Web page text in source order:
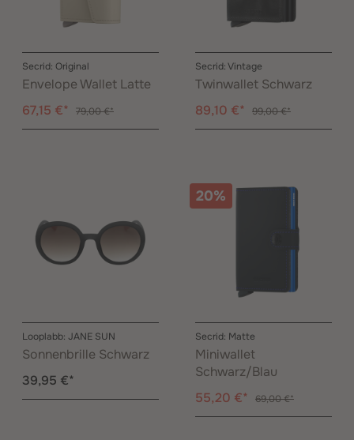
Secrid: Original
Envelope Wallet Latte
67,15 €*
79,00 €*
Secrid: Vintage
Twinwallet Schwarz
89,10 €*
99,00 €*
Looplabb: JANE SUN
Sonnenbrille Schwarz
39,95 €*
20%
Secrid: Matte
Miniwallet
Schwarz/Blau
55,20 €*
69,00 €*